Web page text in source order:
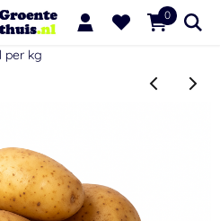
gesloten. 0
per kg